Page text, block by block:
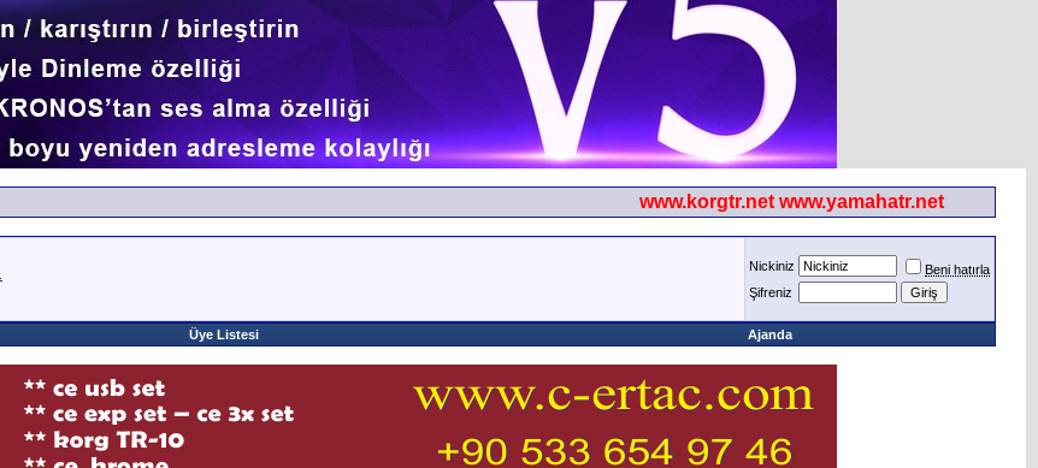
www.korgtr.net www.yamahatr.net
Nickiniz
Beni hatırla
Şifreniz
Üye Listesi Ajanda